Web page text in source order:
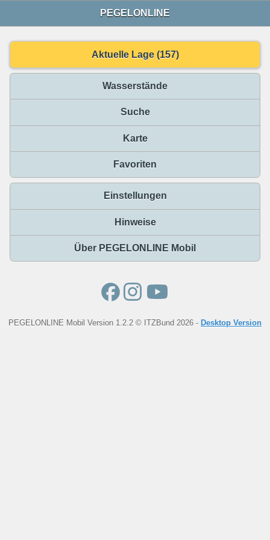
PEGELONLINE
Aktuelle Lage (157)
Wasserstände
Suche
Karte
Favoriten
Einstellungen
Hinweise
Über PEGELONLINE Mobil
PEGELONLINE Mobil Version 1.2.2 © ITZBund 2026 - Desktop Version